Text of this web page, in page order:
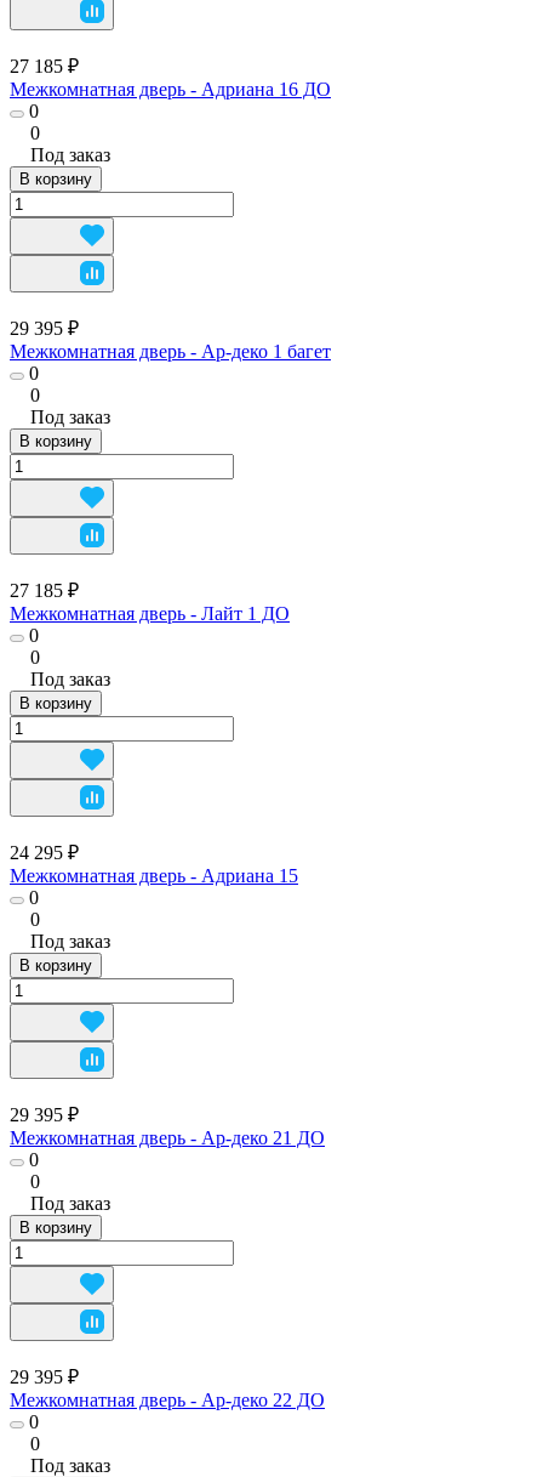
27 185 ₽
Межкомнатная дверь - Адриана 16 ДО
0
0
Под заказ
В корзину
29 395 ₽
Межкомнатная дверь - Ар-деко 1 багет
0
0
Под заказ
В корзину
27 185 ₽
Межкомнатная дверь - Лайт 1 ДО
0
0
Под заказ
В корзину
24 295 ₽
Межкомнатная дверь - Адриана 15
0
0
Под заказ
В корзину
29 395 ₽
Межкомнатная дверь - Ар-деко 21 ДО
0
0
Под заказ
В корзину
29 395 ₽
Межкомнатная дверь - Ар-деко 22 ДО
0
0
Под заказ